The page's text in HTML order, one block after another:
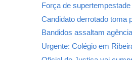
Força de
Candidato derrotado toma
Bandidos assaltam
Urgente: Colégio em